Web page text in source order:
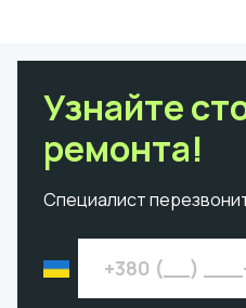
Узнайте
ремонта!
Специалист